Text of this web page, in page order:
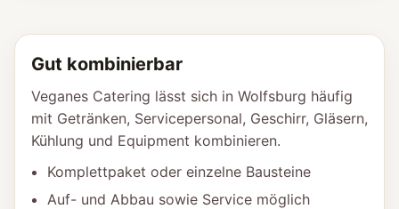
Gut kombinierbar
Veganes Catering lässt sich in Wolfsburg häufig
mit Getränken, Servicepersonal, Geschirr, Gläsern,
Kühlung und Equipment kombinieren.
Komplettpaket oder einzelne Bausteine
Auf- und Abbau sowie Service möglich